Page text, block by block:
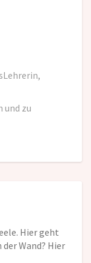
und zu
Hier geht
Wand? Hier